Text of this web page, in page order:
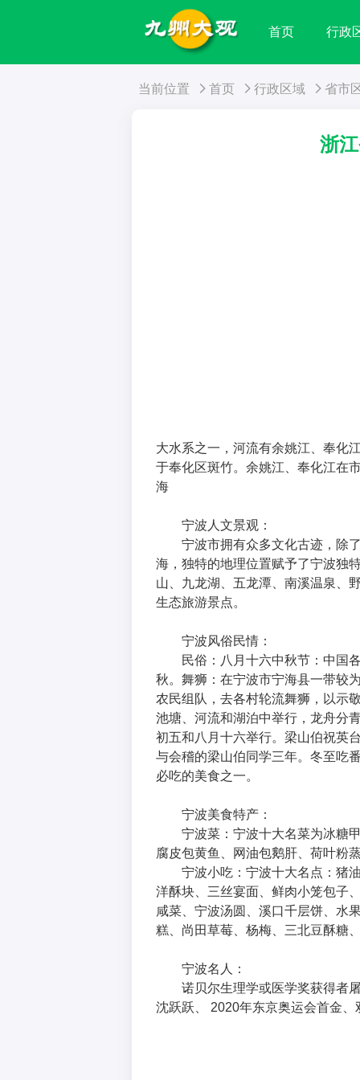
首页 行政
当前位置 首页 行政区域 省市
浙
大水系之一，河流有余姚江、奉化
于奉化区斑竹。余姚江、奉化江在
海
宁波人文景观：
宁波市拥有众多文化古迹，除
海，独特的地理位置赋予了宁波独
山、九龙湖、五龙潭、南溪温泉、
生态旅游景点。
宁波风俗民情：
民俗：八月十六中秋节：中国
秋。舞狮：在宁波市宁海县一带较
农民组队，去各村轮流舞狮，以示
池塘、河流和湖泊中举行，龙舟分
初五和八月十六举行。梁山伯祝英
与会稽的梁山伯同学三年。冬至吃
必吃的美食之一。
宁波美食特产：
宁波菜：宁波十大名菜为冰糖
腐皮包黄鱼、网油包鹅肝、荷叶粉
宁波小吃：宁波十大名点：猪
洋酥块、三丝宴面、鲜肉小笼包子
咸菜、宁波汤圆、溪口千层饼、水
糕、尚田草莓、杨梅、三北豆酥糖
宁波名人：
诺贝尔生理学或医学奖获得者
沈跃跃、 2020年东京奥运会首金